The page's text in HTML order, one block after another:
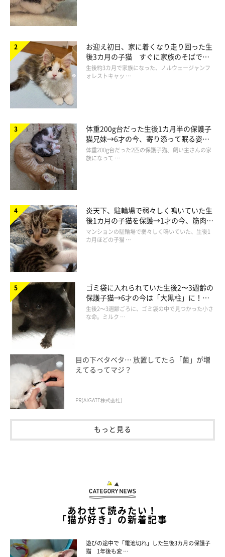
お迎え初日、家に着くなり走り回った生
後3カ月の子猫 すぐに家族のそばで落
ち着く姿に「迎えてよかった」
生後約3カ月で家族になった、ノルウェージャンフ
ォレストキャッ …
体重200g台だった生後1カ月半の保護子
猫兄妹→6才の今、寄り添って眠る姿に
ほっこり！
体重200g台だった2匹の保護子猫。飼い主さんの家
族になって …
炎天下、駐輪場で弱々しく鳴いていた生
後1カ月の子猫を保護→1才の今、筋肉質
でツンデレなコに成長
マンションの駐輪場で弱々しく鳴いていた、生後1
カ月ほどの子猫 …
ゴミ袋に入れられていた生後2〜3週齢の
保護子猫→6才の今は「大黒柱」に！
美しい黒猫に成長した姿にグッとくる
生後2〜3週齢ごろに、ゴミ袋の中で見つかった小さ
な命。ミルク …
目の下ベタベタ… 放置してたら「菌」が増
えてるってマジ？
PR(AIGATE株式会社)
もっと見る
あわせて読みたい！
「猫が好き」の新着記事
遊びの途中で「電池切れ」した生後3カ月の保護子
猫 1年後も変 …